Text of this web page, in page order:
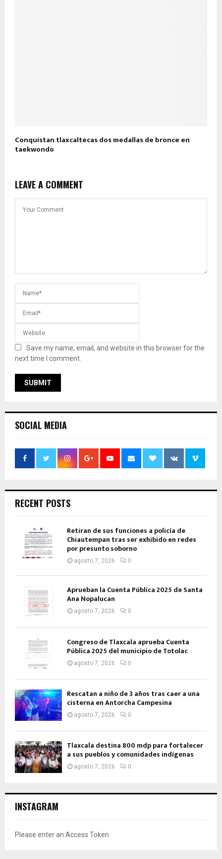
Conquistan tlaxcaltecas dos medallas de bronce en
taekwondo
LEAVE A COMMENT
Save my name, email, and website in this browser for the
next time I comment.
SOCIAL MEDIA
RECENT POSTS
Retiran de sus funciones a policía de
Chiautempan tras ser exhibido en redes
por presunto soborno
agosto 7, 2026 0
Aprueban la Cuenta Pública 2025 de Santa
Ana Nopalucan
agosto 7, 2026 0
Congreso de Tlaxcala aprueba Cuenta
Pública 2025 del municipio de Totolac
agosto 7, 2026 0
Rescatan a niño de 3 años tras caer a una
cisterna en Antorcha Campesina
agosto 7, 2026 0
Tlaxcala destina 800 mdp para fortalecer
a sus pueblos y comunidades indígenas
agosto 7, 2026 0
INSTAGRAM
Please enter an Access Token